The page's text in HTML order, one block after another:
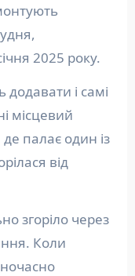
2025 року.
і самі
місцевий
де палає один із
від
згоріло через
Коли